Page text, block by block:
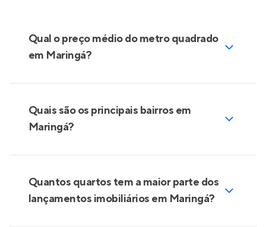
Qual o preço médio do metro quadrado
em Maringá?
Quais são os principais bairros em
Maringá?
Quantos quartos tem a maior parte dos
lançamentos imobiliários em Maringá?